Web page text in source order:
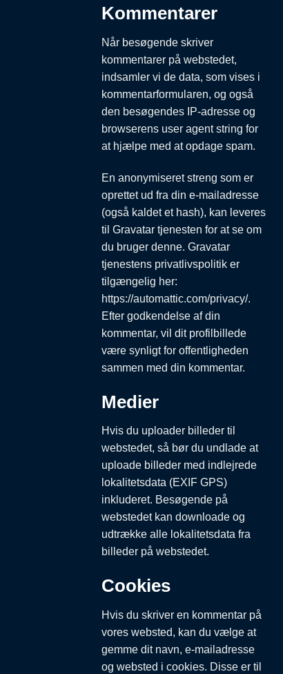
Kommentarer
Når besøgende skriver
kommentarer på webstedet,
indsamler vi de data, som vises i
kommentarformularen, og også
den besøgendes IP-adresse og
browserens user agent string for
at hjælpe med at opdage spam.
En anonymiseret streng som er
oprettet ud fra din e-mailadresse
(også kaldet et hash), kan leveres
til Gravatar tjenesten for at se om
du bruger denne. Gravatar
tjenestens privatlivspolitik er
tilgængelig her:
https://automattic.com/privacy/.
Efter godkendelse af din
kommentar, vil dit profilbillede
være synligt for offentligheden
sammen med din kommentar.
Medier
Hvis du uploader billeder til
webstedet, så bør du undlade at
uploade billeder med indlejrede
lokalitetsdata (EXIF GPS)
inkluderet. Besøgende på
webstedet kan downloade og
udtrække alle lokalitetsdata fra
billeder på webstedet.
Cookies
Hvis du skriver en kommentar på
vores websted, kan du vælge at
gemme dit navn, e-mailadresse
og websted i cookies. Disse er til